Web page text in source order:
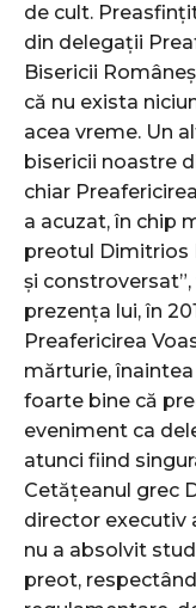
de cult.
din delegații
Bisericii
că nu exista
acea vreme. Un
bisericii noastre
chiar
a acuzat, în chip
preotul Dimitrios
și
prezența lui, în
Preafericirea
mărturie,
foarte bine că
eveniment ca
atunci fiind
Cetățeanul grec
director executiv
nu a absolvit
preot,